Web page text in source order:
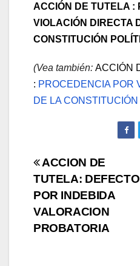
ACCIÓN DE TUTELA :
VIOLACIÓN DIRECTA
CONSTITUCIÓN
(Vea también: ACCIÓN
: PROCEDENCIA POR
DE LA
Navegación
de
entradas
ACCION DE
TUTELA: DEFECTO
POR INDEBIDA
VALORACION
PROBATORIA